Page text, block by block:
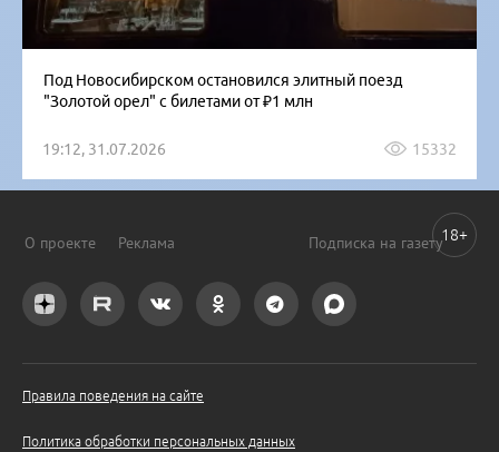
Под Новосибирском остановился элитный поезд
"Золотой орел" с билетами от ₽1 млн
19:12, 31.07.2026 15332
О проекте Реклама Подписка на газету
Правила поведения на сайте
Политика обработки персональных данных
18+